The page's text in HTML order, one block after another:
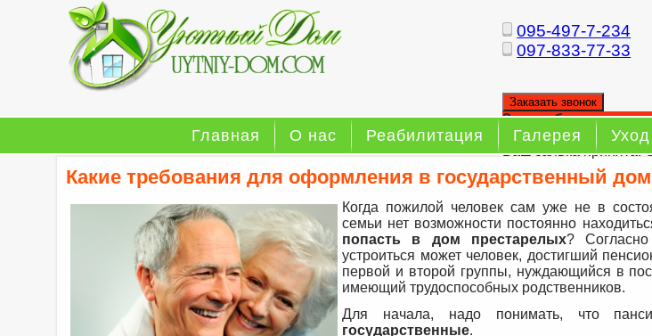
095-497-7-234
097-833-77-33
Заказать звонок
Заказ обратного
Ваш заявка принята.
Главная О нас Реабилитация Галерея Уход
Какие требования для оформления в государственный
Когда пожилой человек сам уже не в
семьи нет возможности постоянно
попасть в дом престарелых?
устроиться может человек, достигший
первой и второй группы, нуждающийся в
имеющий трудоспособных родственников.
Для начала, надо понимать, что
государственные.